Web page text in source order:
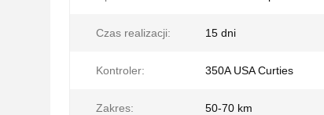
Czas realizacji: 15 dni
Kontroler: 350A USA Curties
Zakres: 50-70 km